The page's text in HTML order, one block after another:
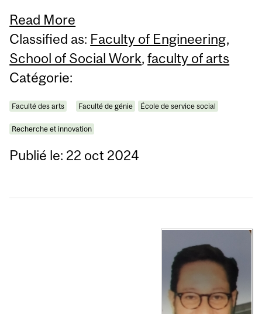
Read More
Classified as: Faculty of Engineering,
School of Social Work,faculty of arts
Catégorie:
Faculté des arts Faculté de génie École de service social
Recherche et innovation
Publié le: 22 oct 2024